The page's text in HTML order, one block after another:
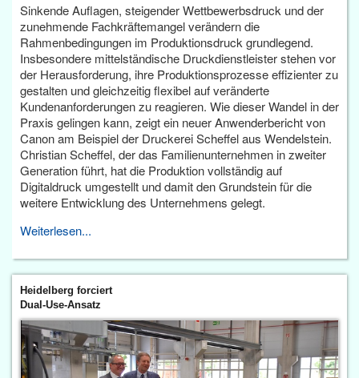
Sinkende Auflagen, steigender Wettbewerbsdruck und der
zunehmende Fachkräftemangel verändern die
Rahmenbedingungen im Produktionsdruck grundlegend.
Insbesondere mittelständische Druckdienstleister stehen vor
der Herausforderung, ihre Produktionsprozesse effizienter zu
gestalten und gleichzeitig flexibel auf veränderte
Kundenanforderungen zu reagieren. Wie dieser Wandel in der
Praxis gelingen kann, zeigt ein neuer Anwenderbericht von
Canon am Beispiel der Druckerei Scheffel aus Wendelstein.
Christian Scheffel, der das Familienunternehmen in zweiter
Generation führt, hat die Produktion vollständig auf
Digitaldruck umgestellt und damit den Grundstein für die
weitere Entwicklung des Unternehmens gelegt.
Weiterlesen...
Heidelberg forciert
Dual-Use-Ansatz